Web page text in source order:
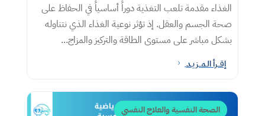
الغذاء مقدمة تلعب التغذية دوراً أساسياً في الحفاظ على
صحة الجسم والعقل. إذ تؤثر نوعية الغذاء الذي نتناوله
بشكل مباشر على مستوى الطاقة والتركيز والمزاج...
إقــرأ الـمــزيـد 5
الصحة النفسية والعلاج النفسي